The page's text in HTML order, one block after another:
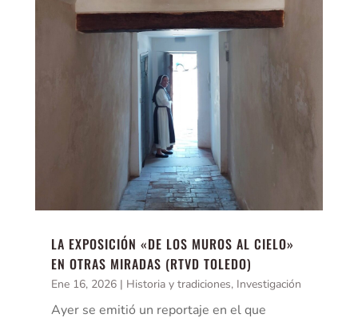
LA EXPOSICIÓN «DE LOS MUROS AL CIELO»
EN OTRAS MIRADAS (RTVD TOLEDO)
Ene 16, 2026| Historia y tradiciones, Investigación
Ayer se emitió un reportaje en el que